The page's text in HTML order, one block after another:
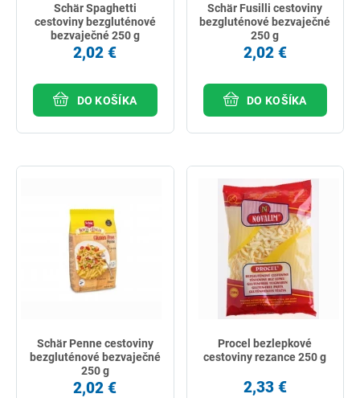
Schär Spaghetti
cestoviny bezgluténové
bezvaječné 250 g
2,02 €
DO KOŠÍKA
Schär Fusilli cestoviny
bezgluténové bezvaječné
250 g
2,02 €
DO KOŠÍKA
Schär Penne cestoviny
bezgluténové bezvaječné
250 g
2,02 €
Procel bezlepkové
cestoviny rezance 250 g
2,33 €